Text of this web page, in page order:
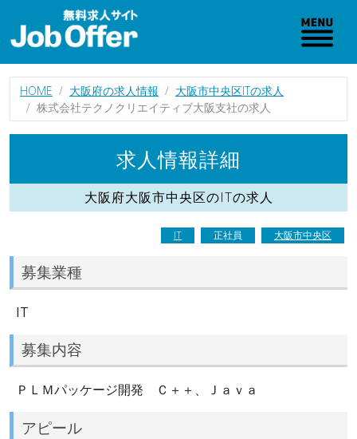
HOME 大阪府の求人情報
大阪市中央区ITの求人
株式会社テクノクリエイティブ大阪支社の求人
求人情報詳細
大阪府大阪市中央区のITの求人
IT 正社員 大阪市中央区
募集業種
IT
募集内容
ＰＬＭパッケージ開発 Ｃ＋＋、Ｊａｖａ
アピール